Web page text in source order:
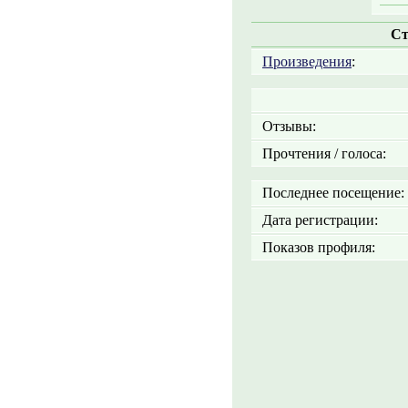
Произведения:
Отзывы:
Прочтения / голоса:
Последнее посещение:
Дата регистрации:
Показов профиля: